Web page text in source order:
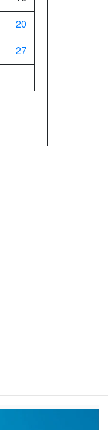
20
27